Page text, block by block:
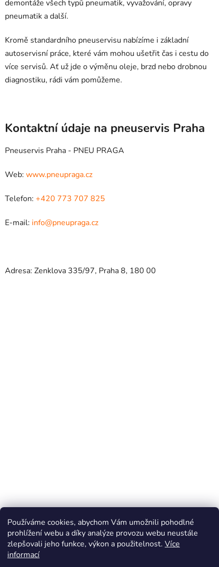
Používáme cookies, abychom Vám umožnili pohodlné
prohlížení webu a díky analýze provozu webu neustále
zlepšovali jeho funkce, výkon a použitelnost. Více
informací
demontáže všech typů pneumatik, vyvažování, opravy
pneumatik a další.
Kromě standardního pneuservisu nabízíme i základní
autoservisní práce, které vám mohou ušetřit čas i cestu do
více servisů. Ať už jde o výměnu oleje, brzd nebo drobnou
diagnostiku, rádi vám pomůžeme.
Kontaktní údaje na pneuservis Praha
Pneuservis Praha - PNEU PRAGA
Web: www.pneupraga.cz
Telefon: +420 773 707 825
E-mail: info@pneupraga.cz
Adresa: Zenklova 335/97, Praha 8, 180 00